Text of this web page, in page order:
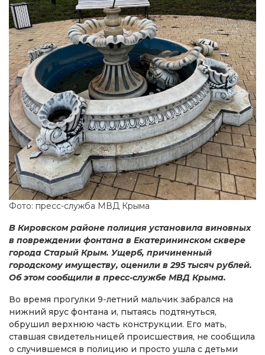
Фото: пресс-служба МВД Крыма
В Кировском районе полиция установила виновных
в повреждении фонтана в Екатерининском сквере
города Старый Крым. Ущерб, причиненный
городскому имуществу, оценили в 295 тысяч рублей.
Об этом сообщили в пресс-службе МВД Крыма.
Во время прогулки 9-летний мальчик забрался на
нижний ярус фонтана и, пытаясь подтянуться,
обрушил верхнюю часть конструкции. Его мать,
ставшая свидетельницей происшествия, не сообщила
о случившемся в полицию и просто ушла с детьми